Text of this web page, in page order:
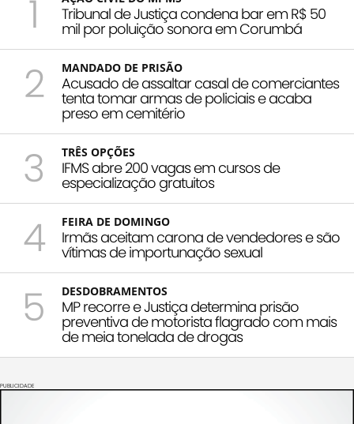
1 Tribunal de Justiça condena bar em R$ 50
mil por poluição sonora em Corumbá
2 MANDADO DE PRISÃO
Acusado de assaltar casal de comerciantes
tenta tomar armas de policiais e acaba
preso em cemitério
3 TRÊS OPÇÕES
IFMS abre 200 vagas em cursos de
especialização gratuitos
4 FEIRA DE DOMINGO
Irmãs aceitam carona de vendedores e são
vítimas de importunação sexual
5 DESDOBRAMENTOS
MP recorre e Justiça determina prisão
preventiva de motorista flagrado com mais
de meia tonelada de drogas
PUBLICIDADE